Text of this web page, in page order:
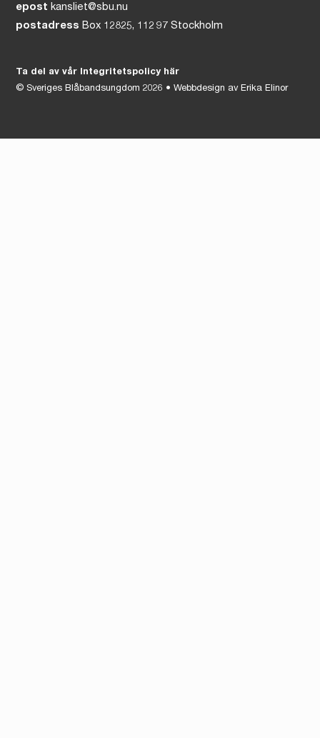
epostkansliet@sbu.nu
postadress Box 12825, 112 97 Stockholm
Ta del av vår Integritetspolicy här
©Sveriges Blåbandsungdom 2026 • Webbdesign avErika Elinor